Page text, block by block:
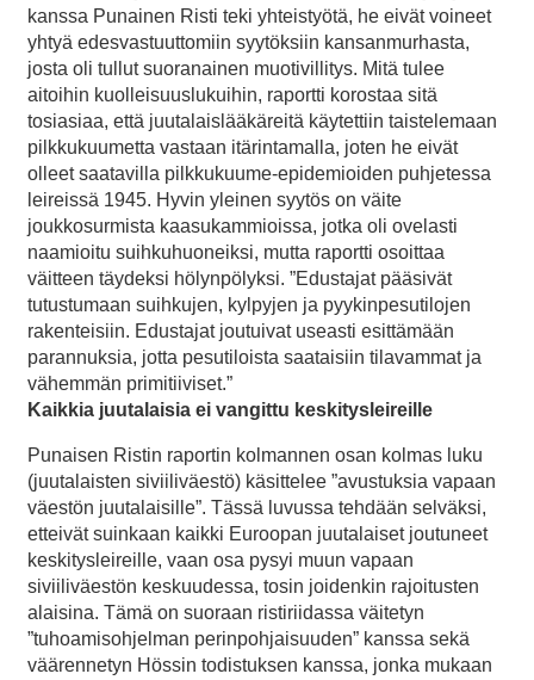
kanssa Punainen Risti teki yhteistyötä, he eivät voineet
yhtyä edesvastuuttomiin syytöksiin kansanmurhasta,
josta oli tullut suoranainen muotivillitys. Mitä tulee
aitoihin kuolleisuuslukuihin, raportti korostaa sitä
tosiasiaa, että juutalaislääkäreitä käytettiin taistelemaan
pilkkukuumetta vastaan itärintamalla, joten he eivät
olleet saatavilla pilkkukuume-epidemioiden puhjetessa
leireissä 1945. Hyvin yleinen syytös on väite
joukkosurmista kaasukammioissa, jotka oli ovelasti
naamioitu suihkuhuoneiksi, mutta raportti osoittaa
väitteen täydeksi hölynpölyksi. ”Edustajat pääsivät
tutustumaan suihkujen, kylpyjen ja pyykinpesutilojen
rakenteisiin. Edustajat joutuivat useasti esittämään
parannuksia, jotta pesutiloista saataisiin tilavammat ja
vähemmän primitiiviset.”
Kaikkia juutalaisia ei vangittu keskitysleireille
Punaisen Ristin raportin kolmannen osan kolmas luku
(juutalaisten siviiliväestö) käsittelee ”avustuksia vapaan
väestön juutalaisille”. Tässä luvussa tehdään selväksi,
etteivät suinkaan kaikki Euroopan juutalaiset joutuneet
keskitysleireille, vaan osa pysyi muun vapaan
siviiliväestön keskuudessa, tosin joidenkin rajoitusten
alaisina. Tämä on suoraan ristiriidassa väitetyn
”tuhoamisohjelman perinpohjaisuuden” kanssa sekä
väärennetyn Hössin todistuksen kanssa, jonka mukaan